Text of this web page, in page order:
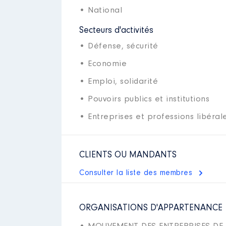
• National
Secteurs d'activités
• Défense, sécurité
• Economie
• Emploi, solidarité
• Pouvoirs publics et institutions
• Entreprises et professions
CLIENTS OU MANDANTS
Consulter la liste des membres
ORGANISATIONS D'APPARTENANCE